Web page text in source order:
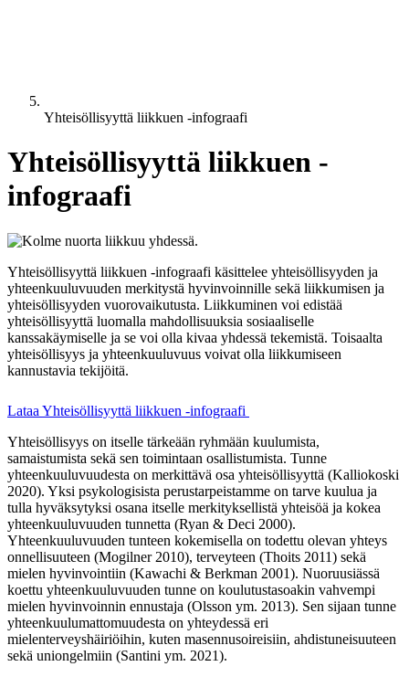
Yhteisöllisyyttä liikkuen -infograafi
Yhteisöllisyyttä liikkuen -
infograafi
Yhteisöllisyyttä liikkuen -infograafi käsittelee yhteisöllisyyden ja
yhteenkuuluvuuden merkitystä hyvinvoinnille sekä liikkumisen ja
yhteisöllisyyden vuorovaikutusta. Liikkuminen voi edistää
yhteisöllisyyttä luomalla mahdollisuuksia sosiaaliselle
kanssakäymiselle ja se voi olla kivaa yhdessä tekemistä. Toisaalta
yhteisöllisyys ja yhteenkuuluvuus voivat olla liikkumiseen
kannustavia tekijöitä.
Lataa Yhteisöllisyyttä liikkuen -infograafi
Yhteisöllisyys on itselle tärkeään ryhmään kuulumista,
samaistumista sekä sen toimintaan osallistumista. Tunne
yhteenkuuluvuudesta on merkittävä osa yhteisöllisyyttä (Kalliokoski
2020). Yksi psykologisista perustarpeistamme on tarve kuulua ja
tulla hyväksytyksi osana itselle merkityksellistä yhteisöä ja kokea
yhteenkuuluvuuden tunnetta (Ryan & Deci 2000).
Yhteenkuuluvuuden tunteen kokemisella on todettu olevan yhteys
onnellisuuteen (Mogilner 2010), terveyteen (Thoits 2011) sekä
mielen hyvinvointiin (Kawachi & Berkman 2001). Nuoruusiässä
koettu yhteenkuuluvuuden tunne on koulutustasoakin vahvempi
mielen hyvinvoinnin ennustaja (Olsson ym. 2013). Sen sijaan tunne
yhteenkuulumattomuudesta on yhteydessä eri
mielenterveyshäiriöihin, kuten masennusoireisiin, ahdistuneisuuteen
sekä uniongelmiin (Santini ym. 2021).